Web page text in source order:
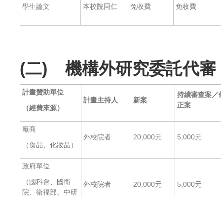
學生論文 本校院同仁 免收費 免收費
(二)機構外研究委託代審
計畫贊助單位
（經費來源）
計畫主持人 新案
持續審查案／
正案
廠商
（食品、化妝品）
外校院者 20,000元 5,000元
政府單位
（國科會、國衛
院、衛福部、中研
外校院者 20,000元 5,000元